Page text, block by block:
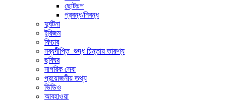
ছোটগল্প
প্রবন্ধ/নিবন্ধ
দুর্ঘটনা
টুরিজম
ফিচার
নব্যদীপ্তি_শুদ্ধ চিন্তায় তারুণ্য
ছবিঘর
নাগরিক সেবা
প্রয়োজনীয় তথ্য
ভিডিও
আবহাওয়া